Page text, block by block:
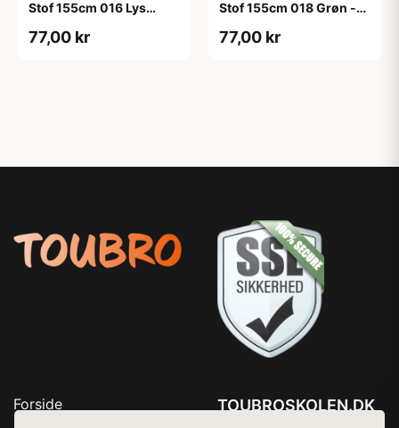
Stof 155cm 016 Lys
77,00 kr
Stof 155cm 018 Grøn -
77,00 kr
Forside
TOUBROSKOLEN.DK